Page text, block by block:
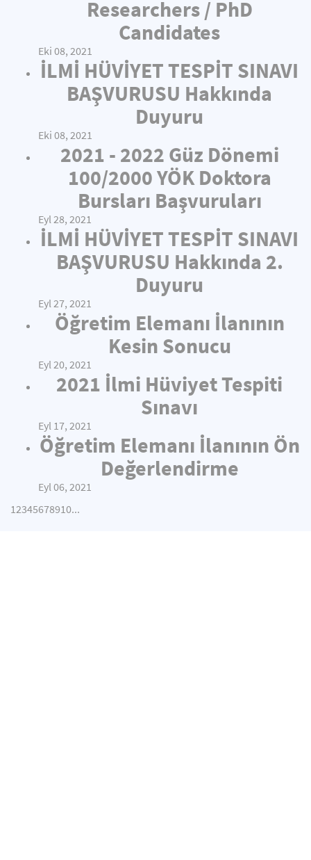
Researchers / PhD
Candidates
Eki 08, 2021
İLMİ HÜVİYET TESPİT SINAVI
BAŞVURUSU Hakkında
Duyuru
Eki 08, 2021
2021 - 2022 Güz Dönemi
100/2000 YÖK Doktora
Bursları Başvuruları
Eyl 28, 2021
İLMİ HÜVİYET TESPİT SINAVI
BAŞVURUSU Hakkında 2.
Duyuru
Eyl 27, 2021
Öğretim Elemanı İlanının
Kesin Sonucu
Eyl 20, 2021
2021 İlmi Hüviyet Tespiti
Sınavı
Eyl 17, 2021
Öğretim Elemanı İlanının Ön
Değerlendirme
Eyl 06, 2021
12345678910...